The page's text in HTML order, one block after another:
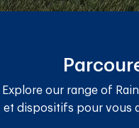
Explore our range of
et dispositifs pour vous